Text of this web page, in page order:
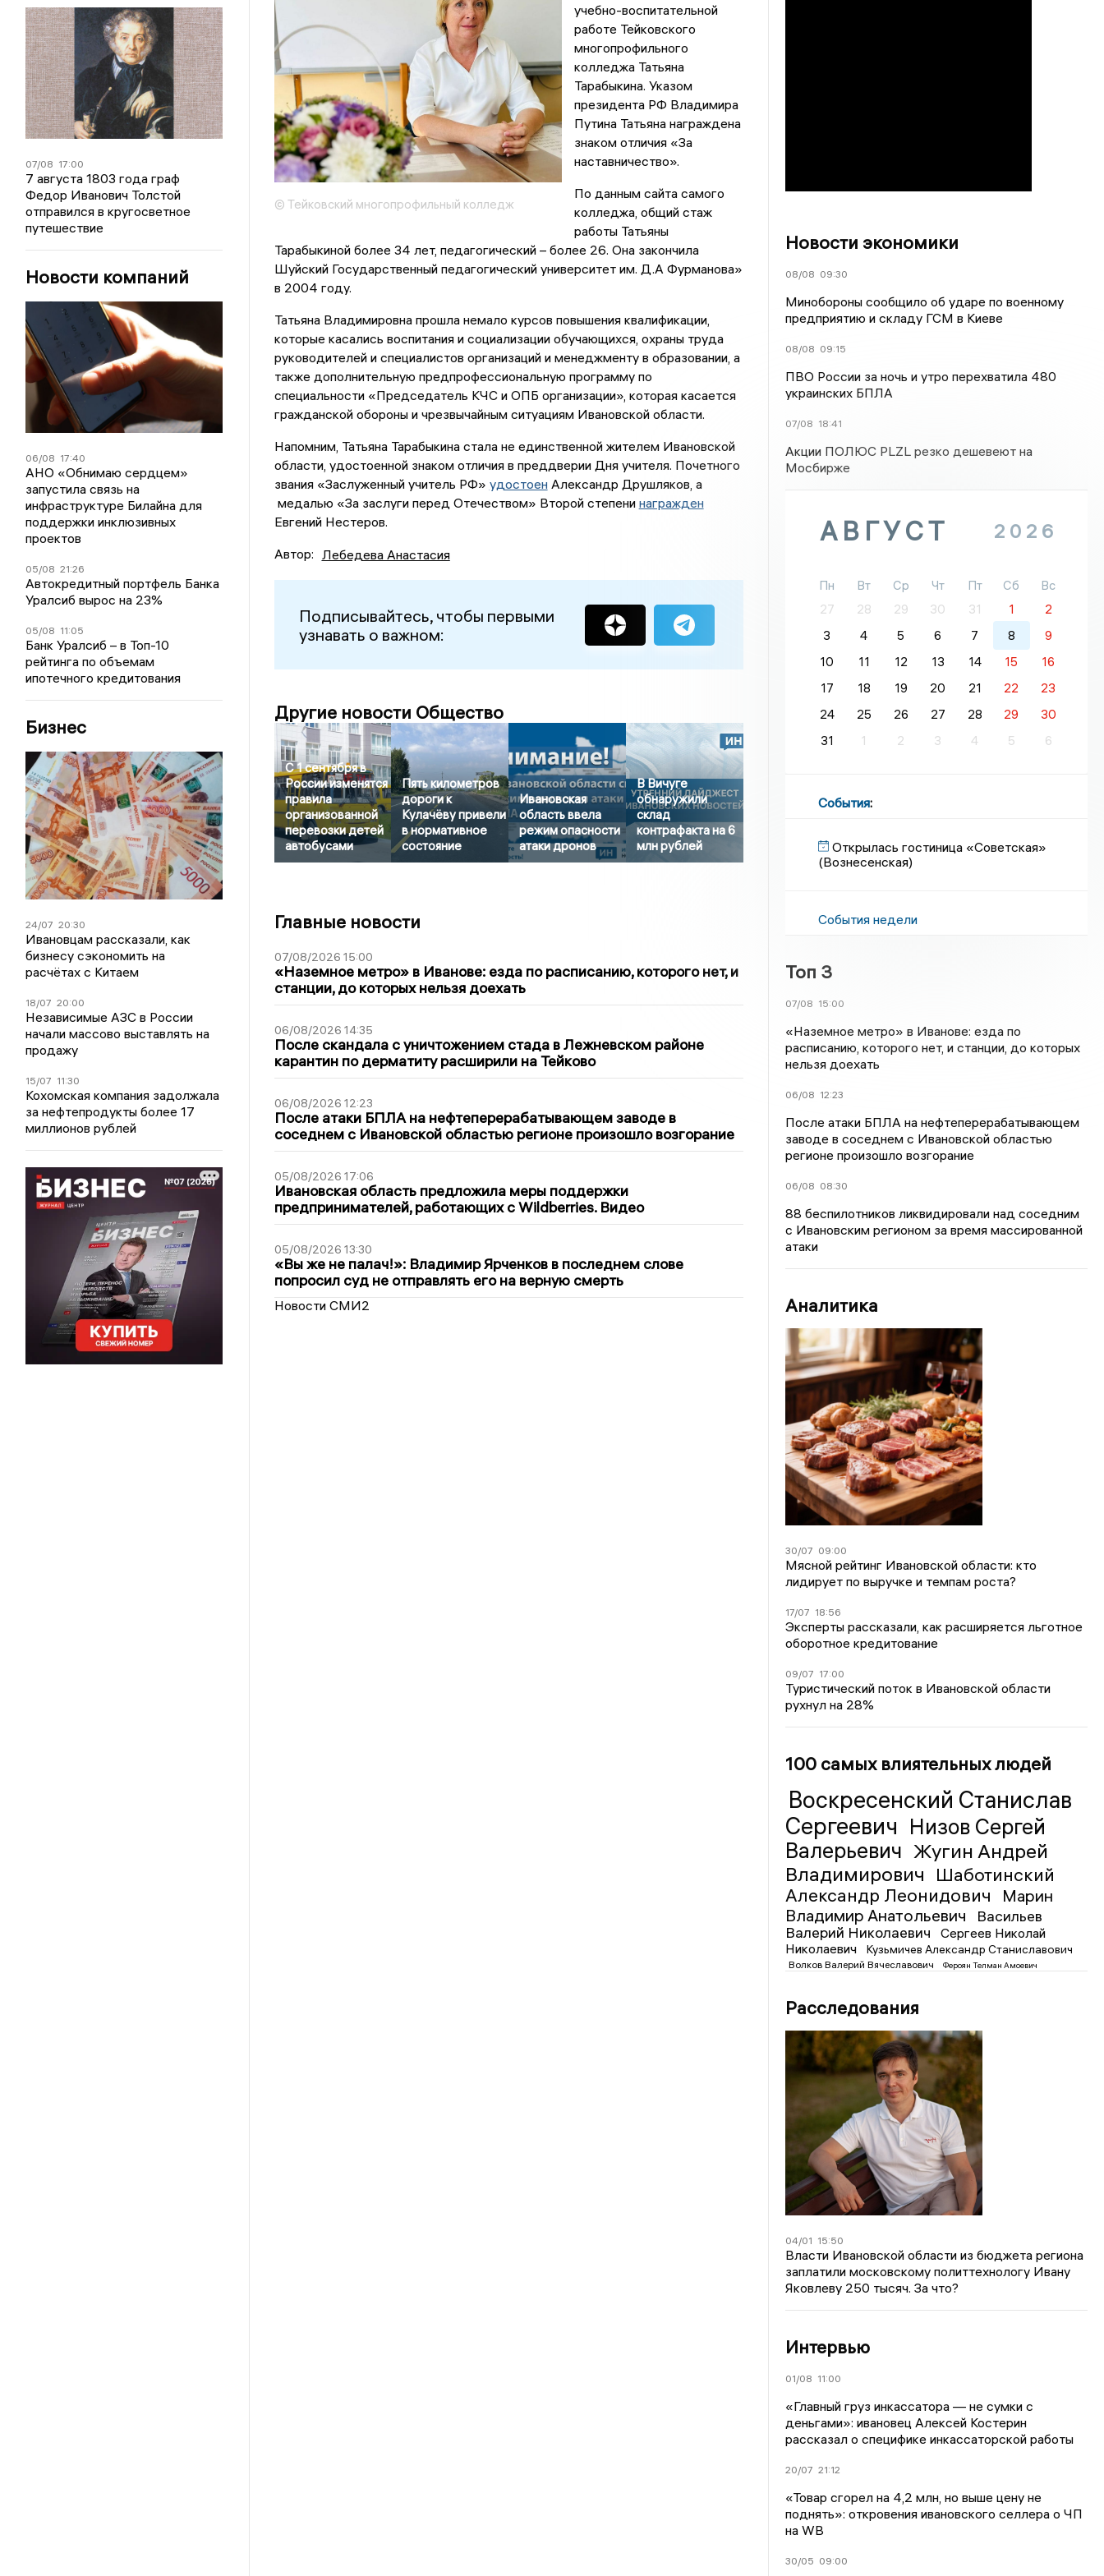
07/08 17:00
7 августа 1803 года граф
Федор Иванович Толстой
отправился в кругосветное
путешествие
Новости компаний
06/08 17:40
АНО «Обнимаю сердцем»
запустила связь на
инфраструктуре Билайна для
поддержки инклюзивных
проектов
05/08 21:26
Автокредитный портфель Банка
Уралсиб вырос на 23%
05/08 11:05
Банк Уралсиб – в Топ-10
рейтинга по объемам
ипотечного кредитования
Бизнес
24/07 20:30
Ивановцам рассказали, как
бизнесу сэкономить на
расчётах с Китаем
18/07 20:00
Независимые АЗС в России
начали массово выставлять на
продажу
15/07 11:30
Кохомская компания задолжала
за нефтепродукты более 17
миллионов рублей
© Тейковский многопрофильный колледж
учебно-воспитательной
работе Тейковского
многопрофильного
колледжа Татьяна
Тарабыкина. Указом
президента РФ Владимира
Путина Татьяна награждена
знаком отличия «За
наставничество».
По данным сайта самого
колледжа, общий стаж
работы Татьяны
Тарабыкиной более 34 лет, педагогический – более 26. Она закончила
Шуйский Государственный педагогический университет им. Д.А Фурманова»
в 2004 году.
Татьяна Владимировна прошла немало курсов повышения квалификации,
которые касались воспитания и социализации обучающихся, охраны труда
руководителей и специалистов организаций и менеджменту в образовании, а
также дополнительную предпрофессиональную программу по
специальности «Председатель КЧС и ОПБ организации», которая касается
гражданской обороны и чрезвычайным ситуациям Ивановской области.
Напомним, Татьяна Тарабыкина стала не единственной жителем Ивановской
области, удостоенной знаком отличия в преддверии Дня учителя. Почетного
звания «Заслуженный учитель РФ» удостоенАлександр Друшляков, а
медалью «За заслуги перед Отечеством» Второй степени награжден
Евгений Нестеров.
Автор: Лебедева Анастасия
Подписывайтесь, чтобы первыми
узнавать о важном:
Другие новости Общество
С 1 сентября в
России изменятся
правила
организованной
перевозки детей
автобусами
Пять километров
дороги к
Кулачёву привели
в нормативное
состояние
Ивановская
область ввела
режим опасности
атаки дронов
В Вичуге
обнаружили
склад
контрафакта на 6
млн рублей
Главные новости
07/08/2026 15:00
«Наземное метро» в Иванове: езда по расписанию, которого нет, и
станции, до которых нельзя доехать
06/08/2026 14:35
После скандала с уничтожением стада в Лежневском районе
карантин по дерматиту расширили на Тейково
06/08/2026 12:23
После атаки БПЛА на нефтеперерабатывающем заводе в
соседнем с Ивановской областью регионе произошло возгорание
05/08/2026 17:06
Ивановская область предложила меры поддержки
предпринимателей, работающих с Wildberries. Видео
05/08/2026 13:30
«Вы же не палач!»: Владимир Ярченков в последнем слове
попросил суд не отправлять его на верную смерть
Новости СМИ2
Новости экономики
08/08 09:30
Минобороны сообщило об ударе по военному
предприятию и складу ГСМ в Киеве
08/08 09:15
ПВО России за ночь и утро перехватила 480
украинских БПЛА
07/08 18:41
Акции ПОЛЮС PLZL резко дешевеют на
Мосбирже
АВГУСТ 2026
Пн Вт Ср Чт Пт Сб
Вс
27
28 29 30 31 1
2
3
4 5 6 7 8
9
10
11 12 13 14 15
16
17
18 19 20 21 22
23
24
25 26 27 28 29
30
31
1 2 3 4 5 6
События:
Открылась гостиница «Советская»
(Вознесенская)
События недели
Топ 3
07/08 15:00
«Наземное метро» в Иванове: езда по
расписанию, которого нет, и станции, до которых
нельзя доехать
06/08 12:23
После атаки БПЛА на нефтеперерабатывающем
заводе в соседнем с Ивановской областью
регионе произошло возгорание
06/08 08:30
88 беспилотников ликвидировали над соседним
с Ивановским регионом за время массированной
атаки
Аналитика
30/07 09:00
Мясной рейтинг Ивановской области: кто
лидирует по выручке и темпам роста?
17/07 18:56
Эксперты рассказали, как расширяется льготное
оборотное кредитование
09/07 17:00
Туристический поток в Ивановской области
рухнул на 28%
100 самых влиятельных людей
Воскресенский Станислав
Сергеевич Низов Сергей
Валерьевич Жугин Андрей
Владимирович
Шаботинский
Александр Леонидович
Марин
Владимир Анатольевич
Васильев
Валерий Николаевич
Сергеев Николай
Николаевич
Кузьмичев Александр Станиславович
Волков Валерий Вячеславович Фероян Телман Амоевич
Расследования
04/01 15:50
Власти Ивановской области из бюджета региона
заплатили московскому политтехнологу Ивану
Яковлеву 250 тысяч. За что?
Интервью
01/08 11:00
«Главный груз инкассатора — не сумки с
деньгами»: ивановец Алексей Костерин
рассказал о специфике инкассаторской работы
20/07 21:12
«Товар сгорел на 4,2 млн, но выше цену не
поднять»: откровения ивановского селлера о ЧП
на WB
30/05 09:00